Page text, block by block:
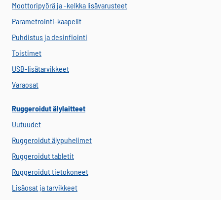
Moottoripyörä ja -kelkka lisävarusteet
Parametrointi-kaapelit
Puhdistus ja desinfiointi
Toistimet
USB-lisätarvikkeet
Varaosat
Ruggeroidut älylaitteet
Uutuudet
Ruggeroidut älypuhelimet
Ruggeroidut tabletit
Ruggeroidut tietokoneet
Lisäosat ja tarvikkeet